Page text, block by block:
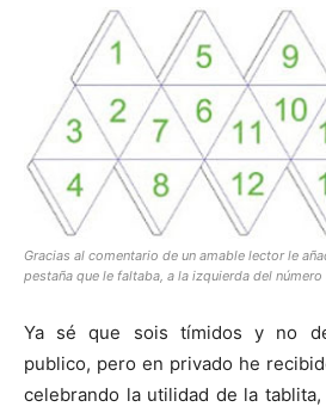
Gracias al comentario de un amable lector le
pestaña que le faltaba, a la izquierda del número
Ya sé que sois tímidos y no
publico, pero en privado he
celebrando la utilidad de la